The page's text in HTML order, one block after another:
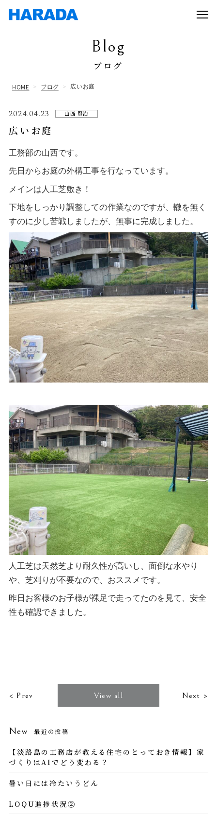
Blog
ブログ
HOME ブログ 広いお庭
2024.04.23 山西 賢治
広いお庭
工務部の山西です。
先日からお庭の外構工事を行なっています。
メインは人工芝敷き！
下地をしっかり調整しての作業なのですが、轍を無く
すのに少し苦戦しましたが、無事に完成しました。
人工芝は天然芝より耐久性が高いし、面倒な水やり
や、芝刈りが不要なので、おススメです。
昨日お客様のお子様が裸足で走ってたのを見て、安全
性も確認できました。
< Prev View all Next >
New 最近の投稿
【淡路島の工務店が教える住宅のとっておき情報】家
づくりはAIでどう変わる？
暑い日には冷たいうどん
LOQU進捗状況②